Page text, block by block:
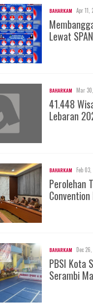
BAHARKAM Apr 11,
Lewat
BAHARKAM Mar
41.448
Lebaran
BAHARKAM Feb
Perolehan
BAHARKAM Dec
PBSI Kota
Serambi